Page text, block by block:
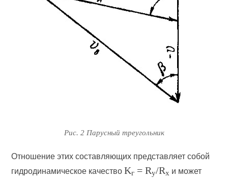
Рис. 2 Парусный треугольник
Отношение этих составляющих представляет собой
гидродинамическое качество Kг = Ry/Rx и может